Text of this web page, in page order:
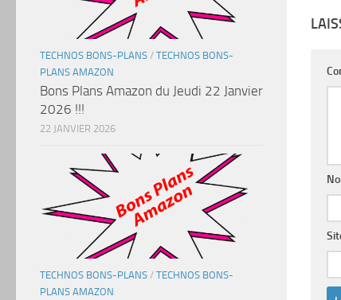
TECHNOS BONS-PLANS / TECHNOS BONS-
PLANS AMAZON
Bons Plans Amazon du Jeudi 22 Janvier
2026 !!!
22 JANVIER 2026
TECHNOS BONS-PLANS / TECHNOS BONS-
PLANS AMAZON